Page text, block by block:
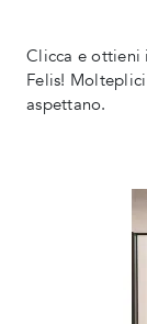
Clicca e ottieni
Felis!
aspettano.